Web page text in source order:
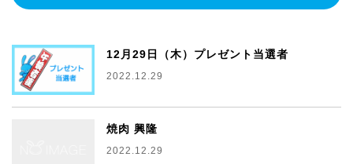
12月29日（木）プレゼント当選者
2022.12.29
焼肉 興隆
2022.12.29